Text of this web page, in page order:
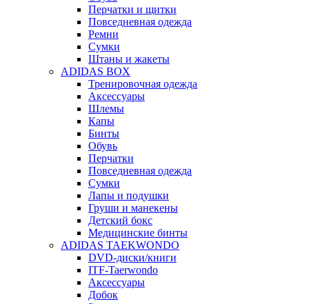
Перчатки и щитки
Повседневная одежда
Ремни
Сумки
Штаны и жакеты
ADIDAS BOX
Тренировочная одежда
Аксессуары
Шлемы
Капы
Бинты
Обувь
Перчатки
Повседневная одежда
Сумки
Лапы и подушки
Груши и манекены
Детский бокс
Медицинские бинты
ADIDAS TAEKWONDO
DVD-диски/книги
ITF-Taerwondo
Аксессуары
Добок